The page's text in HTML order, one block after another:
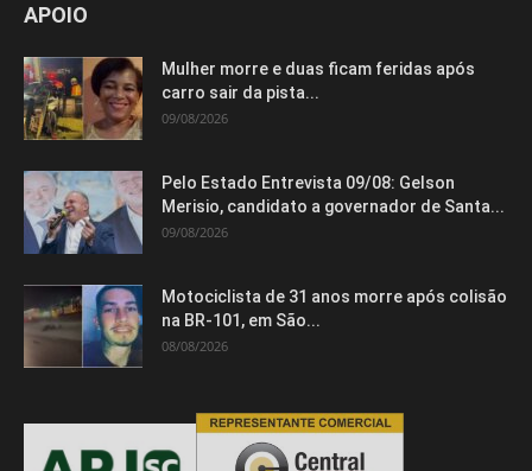
APOIO
Mulher morre e duas ficam feridas após
carro sair da pista...
09/08/2026
Pelo Estado Entrevista 09/08: Gelson
Merisio, candidato a governador de Santa...
09/08/2026
Motociclista de 31 anos morre após colisão
na BR-101, em São...
08/08/2026